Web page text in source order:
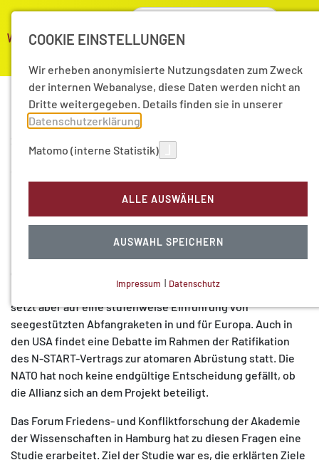
Nov
10
Raketenabwehr in Europa -
der Akademie-Studie
Die Pläne der USA zur Raketenabwehr werden immer noch
gegenwärtigen Regierung verzichtet zwar auf zwei
Installationen in Polen und der Tschechischen Republik,
setzt aber auf eine stufenweise Einführung von
seegestützten Abfangraketen in und für Europa. Auch in
den USA findet eine Debatte im Rahmen der Ratifikation
des N-START-Vertrags zur atomaren Abrüstung statt. Die
NATO hat noch keine endgültige Entscheidung gefällt, ob
die Allianz sich an dem Projekt beteiligt.
Das Forum Friedens- und Konfliktforschung der Akademie
der Wissenschaften in Hamburg hat zu diesen Fragen eine
Studie erarbeitet. Ziel der Studie war es, die erklärten Ziele
COOKIE EINSTELLUNGEN
Wir erheben anonymisierte Nutzungsdaten zum Zweck
der internen Webanalyse, diese Daten werden nicht an
Dritte weitergegeben. Details finden sie in unserer
Datenschutzerklärung
Matomo (interne Statistik)
ALLE AUSWÄHLEN
AUSWAHL SPEICHERN
Technisch notwendig.
MATOMO (INTERNE STATISTIK)
Statistik Cookies erfassen Informationen anonym.
Diese Informationen helfen uns zu verstehen, wie
Impressum | Datenschutz